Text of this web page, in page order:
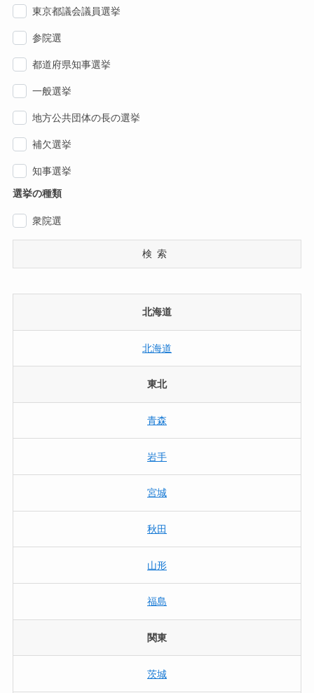
東京都議会議員選挙
参院選
都道府県知事選挙
一般選挙
地方公共団体の長の選挙
補欠選挙
知事選挙
選挙の種類
衆院選
検索
北海道
北海道
東北
青森
岩手
宮城
秋田
山形
福島
関東
茨城